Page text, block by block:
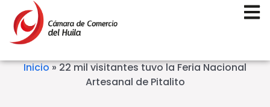
Inicio»22 mil visitantes tuvo la Feria Nacional
Artesanal de Pitalito